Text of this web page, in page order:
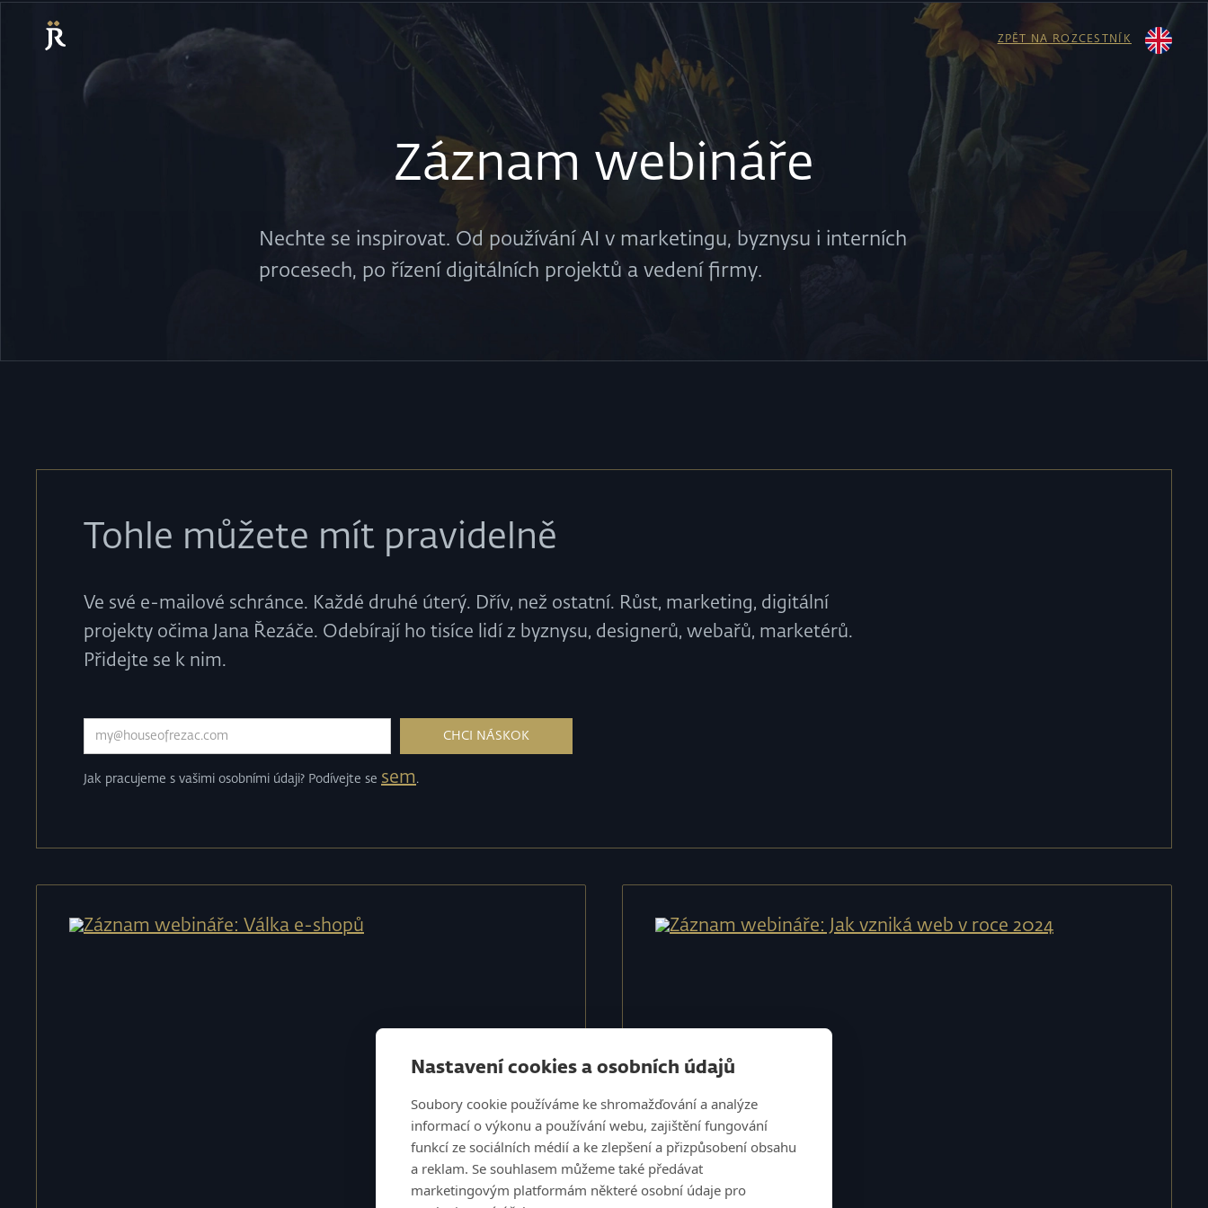
Nastavení cookies a osobních údajů
Soubory cookie používáme ke shromažďování a analýze
informací o výkonu a používání webu, zajištění fungování
funkcí ze sociálních médií a ke zlepšení a přizpůsobení obsahu
a reklam. Se souhlasem můžeme také předávat
marketingovým platformám některé osobní údaje pro
ZPĚT NA ROZCESTNÍK
Záznam webináře
Nechte se inspirovat. Od používání AI v marketingu, byznysu i interních
procesech, po řízení digitálních projektů a vedení firmy.
Tohle můžete mít pravidelně
Ve své e-mailové schránce. Každé druhé úterý. Dřív, než ostatní. Růst, marketing, digitální
projekty očima Jana Řezáče. Odebírají ho tisíce lidí z byznysu, designerů, webařů, marketérů.
Přidejte se k nim.
Jak pracujeme s vašimi osobními údaji? Podívejte se sem .